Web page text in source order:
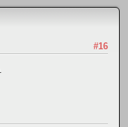
#16